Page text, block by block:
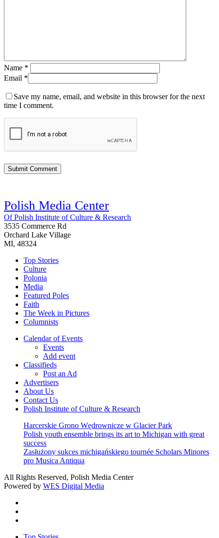
Name *
Email *
Save my name, email, and website in this browser for the next
time I comment.
Polish Media Center
Of Polish Institute of Culture & Research
3535 Commerce Rd
Orchard Lake Village
MI, 48324
Top Stories
Culture
Polonia
Media
Featured Poles
Faith
The Week in Pictures
Columnists
Calendar of Events
Events
Add event
Classifieds
Post an Ad
Advertisers
About Us
Contact Us
Polish Institute of Culture & Research
Harcerskie Grono Wędrownicze w Glacier Park
Polish youth ensemble brings its art to Michigan with great
success
Zasłużony sukces michigańskiego tournée Scholars Minores
pro Musica Antiqua
All Rights Reserved, Polish Media Center
Powered by WES Digital Media